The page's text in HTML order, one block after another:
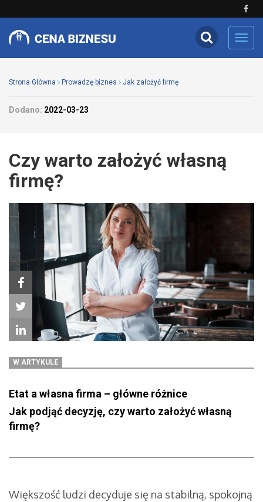
Strona Główna Prowadzę biznes Jak założyć firmę
Dodano: 2022-03-23
Czy warto założyć własną
firmę?
W ARTYKULE
Etat a własna firma – główne różnice
Jak podjąć decyzję, czy warto założyć własną
firmę?
Większość ludzi decyduje się na stabilną, spokojną